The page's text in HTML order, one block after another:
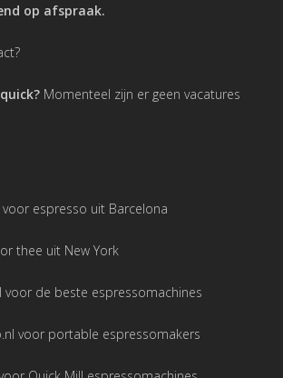
op afspraak.
Momenteel zijn er geen vacatures
voor espresso uit Barcelona
thee uit New York
voor de beste espressomachines
voor portable espressomakers